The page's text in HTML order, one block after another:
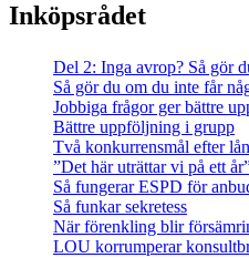
Inköpsrådet
Del 2: Inga avrop? Så gör
Så gör du om du inte får
Jobbiga frågor ger bättre
Bättre uppföljning i grupp
Två konkurrensmål efter
”Det här uträttar vi på ett
Så fungerar ESPD för
Så funkar sekretess
När förenkling blir
LOU korrumperar